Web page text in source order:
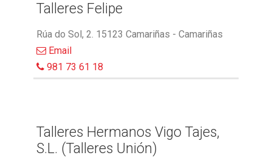
Talleres Felipe
Rúa do Sol, 2. 15123 Camariñas - Camariñas
Email
981 73 61 18
Talleres Hermanos Vigo Tajes,
S.L. (Talleres Unión)